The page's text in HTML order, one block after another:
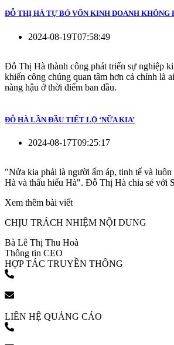
ĐỖ THỊ HÀ TỰ BỎ VỐN KINH DOANH KHÔNG
2024-08-19T07:58:49
Đỗ Thị Hà thành công phát triển sự nghiệp
khiến công chúng quan tâm hơn cả chính là
nàng hậu ở thời điểm ban đầu.
ĐỖ HÀ LẦN ĐẦU TIẾT LỘ ‘NỮA KIA’
2024-08-17T09:25:17
"Nửa kia phải là người ấm áp, tinh tế và luôn
Hà và thấu hiểu Hà". Đỗ Thị Hà chia sẻ với
Xem thêm bài viết
CHỊU TRÁCH NHIỆM NỘI DUNG
Bà Lê Thị Thu Hoà
Thông tin CEO
HỢP TÁC TRUYỀN THÔNG
LIÊN HỆ QUẢNG CÁO